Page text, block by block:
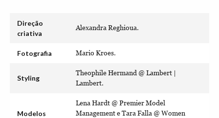
Direção
criativa
Alexandra Reghioua.
Fotografia Mario Kroes.
Styling
Theophile Hermand @ Lambert |
Lambert.
Modelos
Lena Hardt @ Premier Model
Management e Tara Falla @ Women